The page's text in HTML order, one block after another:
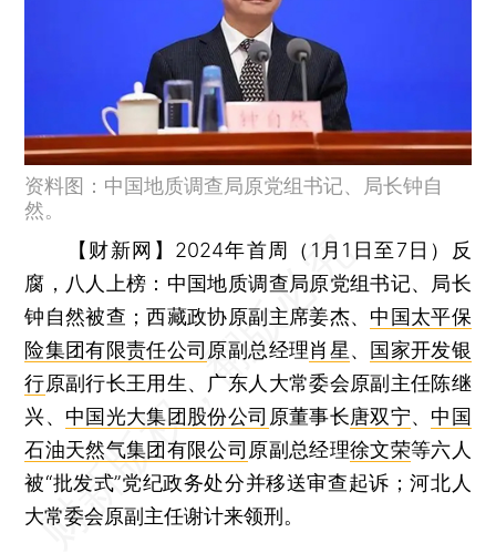
资料图：中国地质调查局原党组书记、局长钟自
然。
【财新网】 2024年首周（1月1日至7日）反
腐，八人上榜：中国地质调查局原党组书记、局长
钟自然被查；西藏政协原副主席姜杰、 中国太平保
险集团有限责任公司 原副总经理肖星、 国家开发银
行原副行长王用生、广东人大常委会原副主任陈继
兴、 中国光大集团股份公司 原董事长唐双宁、 中国
石油天然气集团有限公司 原副总经理徐文荣等六人
被“批发式”党纪政务处分并移送审查起诉；河北人
大常委会原副主任谢计来领刑。